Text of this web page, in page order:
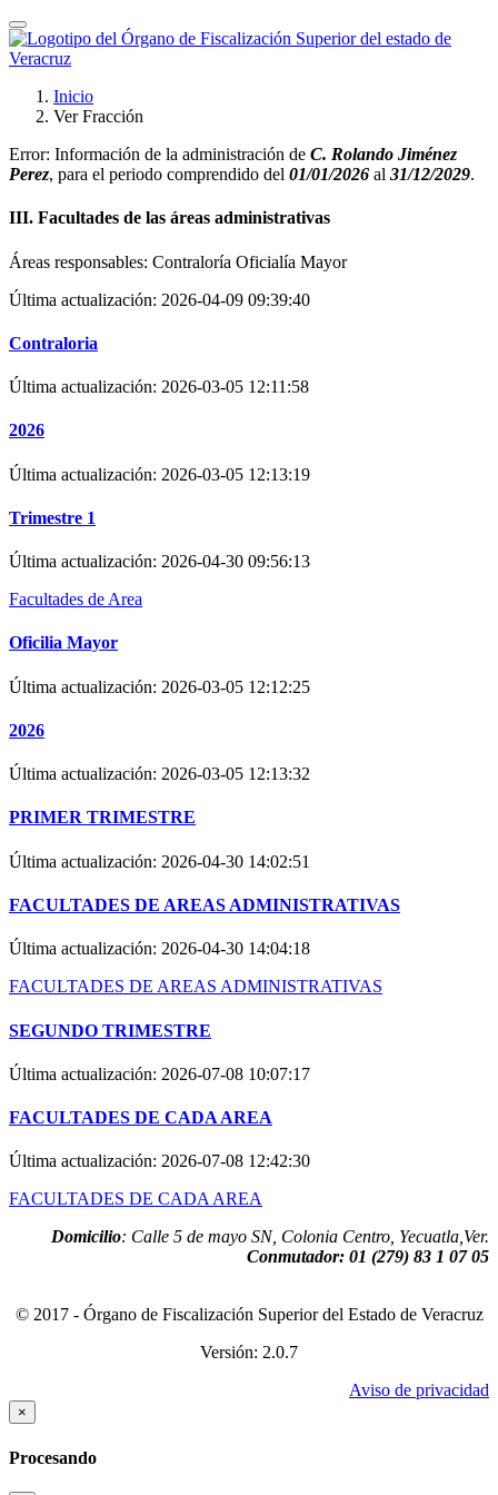
Inicio
Ver Fracción
Error: Información de la administración de C. Rolando Jiménez
Perez, para el periodo comprendido del 01/01/2026 al 31/12/2029.
III. Facultades de las áreas administrativas
Áreas responsables: Contraloría Oficialía Mayor
Última actualización: 2026-04-09 09:39:40
Contraloria
Última actualización: 2026-03-05 12:11:58
2026
Última actualización: 2026-03-05 12:13:19
Trimestre 1
Última actualización: 2026-04-30 09:56:13
Facultades de Area
Oficilia Mayor
Última actualización: 2026-03-05 12:12:25
2026
Última actualización: 2026-03-05 12:13:32
PRIMER TRIMESTRE
Última actualización: 2026-04-30 14:02:51
FACULTADES DE AREAS ADMINISTRATIVAS
Última actualización: 2026-04-30 14:04:18
FACULTADES DE AREAS ADMINISTRATIVAS
SEGUNDO TRIMESTRE
Última actualización: 2026-07-08 10:07:17
FACULTADES DE CADA AREA
Última actualización: 2026-07-08 12:42:30
FACULTADES DE CADA AREA
Domicilio: Calle 5 de mayo SN, Colonia Centro, Yecuatla,Ver.
Conmutador: 01 (279) 83 1 07 05
© 2017 - Órgano de Fiscalización Superior del Estado de Veracruz
Versión: 2.0.7
Aviso de privacidad
×
Procesando